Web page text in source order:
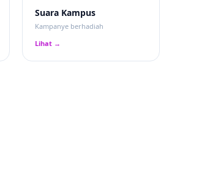
Suara Kampus
Kampanye berhadiah
Lihat →